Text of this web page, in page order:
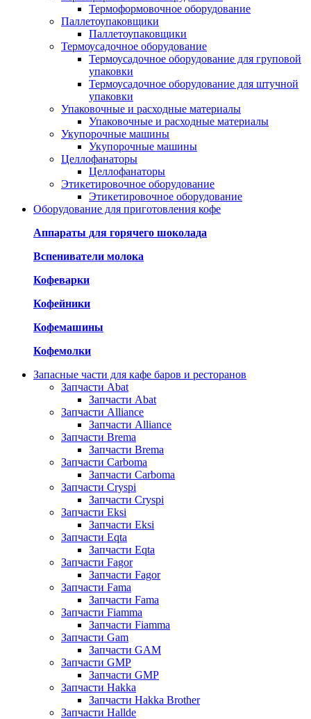
Термоформовочное оборудование
Паллетоупаковщики
Паллетоупаковщики
Термоусадочное оборудование
Термоусадочное оборудование для груповой
упаковки
Термоусадочное оборудование для штучной
упаковки
Упаковочные и расходные материалы
Упаковочные и расходные материалы
Укупорочные машины
Укупорочные машины
Целлофанаторы
Целлофанаторы
Этикетировочное оборудование
Этикетировочное оборудование
Оборудование для приготовления кофе
Аппараты для горячего шоколада
Вспениватели молока
Кофеварки
Кофейники
Кофемашины
Кофемолки
Запасные части для кафе баров и ресторанов
Запчасти Abat
Запчасти Abat
Запчасти Alliance
Запчасти Alliance
Запчасти Brema
Запчасти Brema
Запчасти Carboma
Запчасти Carboma
Запчасти Cryspi
Запчасти Cryspi
Запчасти Eksi
Запчасти Eksi
Запчасти Eqta
Запчасти Eqta
Запчасти Fagor
Запчасти Fagor
Запчасти Fama
Запчасти Fama
Запчасти Fiamma
Запчасти Fiamma
Запчасти Gam
Запчасти GAM
Запчасти GMP
Запчасти GMP
Запчасти Hakka
Запчасти Hakka Brother
Запчасти Hallde